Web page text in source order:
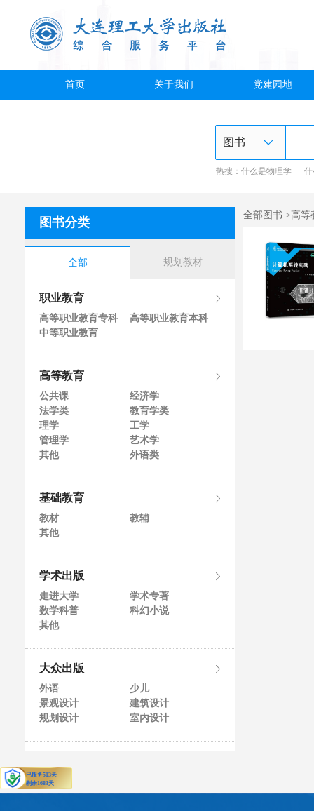
首页 关于我们 党建园地
热搜： 什么是物理学 什
图书分类
全部 规划教材
职业教育
高等职业教育专科
高等职业教育本科
中等职业教育
高等教育
公共课
经济学
法学类
教育学类
理学
工学
管理学
艺术学
其他
外语类
基础教育
教材
教辅
其他
学术出版
走进大学
学术专著
数学科普
科幻小说
其他
大众出版
外语
少儿
景观设计
建筑设计
规划设计
室内设计
全部图书 >高等